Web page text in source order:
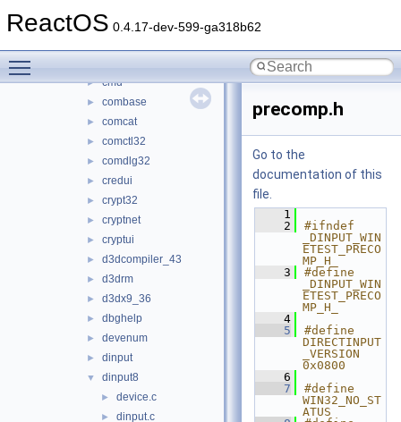
ReactOS 0.4.17-dev-599-ga318b62
► bcrypt
► cmd
► combase
► comcat
► comctl32
► comdlg32
► credui
► crypt32
► cryptnet
► cryptui
► d3dcompiler_43
► d3drm
► d3dx9_36
► dbghelp
► devenum
► dinput
▼ dinput8
► device.c
► dinput.c
precomp.h
Go to the
documentation of this
file.
    1
    2
#ifndef
_DINPUT_WIN
ETEST_PRECO
MP_H_
    3
#define
_DINPUT_WIN
ETEST_PRECO
MP_H_
    4
    5
#define
DIRECTINPUT
_VERSION
0x0800
    6
    7
#define
WIN32_NO_ST
ATUS